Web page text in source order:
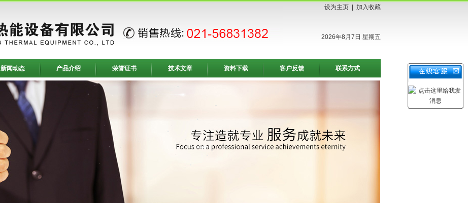
设为主页 加入收藏
2026年8月7日 星期五
新闻动态 产品介绍 荣誉证书 技术文章 资料下载 客户反馈 联系方式